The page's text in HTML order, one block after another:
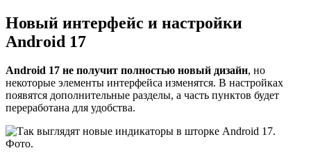
Новый интерфейс и настройки
Android 17
Android 17 не получит полностью новый дизайн, но
некоторые элементы интерфейса изменятся. В настройках
появятся дополнительные разделы, а часть пунктов будет
переработана для удобства.